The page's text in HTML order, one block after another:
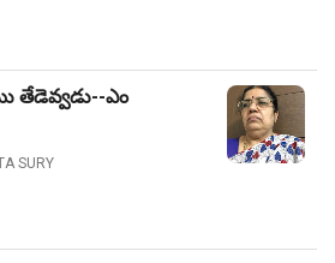
తేడెవ్వడు--ఎం
SURY